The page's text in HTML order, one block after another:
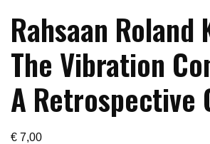
Rahsaan Roland
The Vibration
A Retrospective
€ 7,00